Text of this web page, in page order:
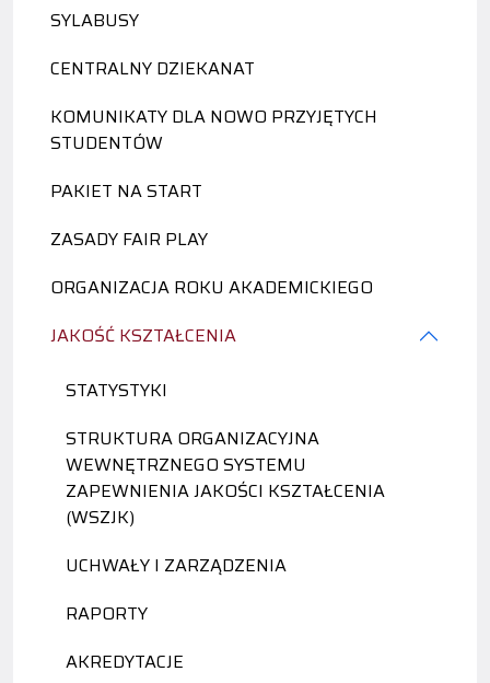
SYLABUSY
CENTRALNY DZIEKANAT
KOMUNIKATY DLA NOWO PRZYJĘTYCH
STUDENTÓW
PAKIET NA START
ZASADY FAIR PLAY
ORGANIZACJA ROKU AKADEMICKIEGO
JAKOŚĆ KSZTAŁCENIA
STATYSTYKI
STRUKTURA ORGANIZACYJNA
WEWNĘTRZNEGO SYSTEMU
ZAPEWNIENIA JAKOŚCI KSZTAŁCENIA
(WSZJK)
UCHWAŁY I ZARZĄDZENIA
RAPORTY
AKREDYTACJE